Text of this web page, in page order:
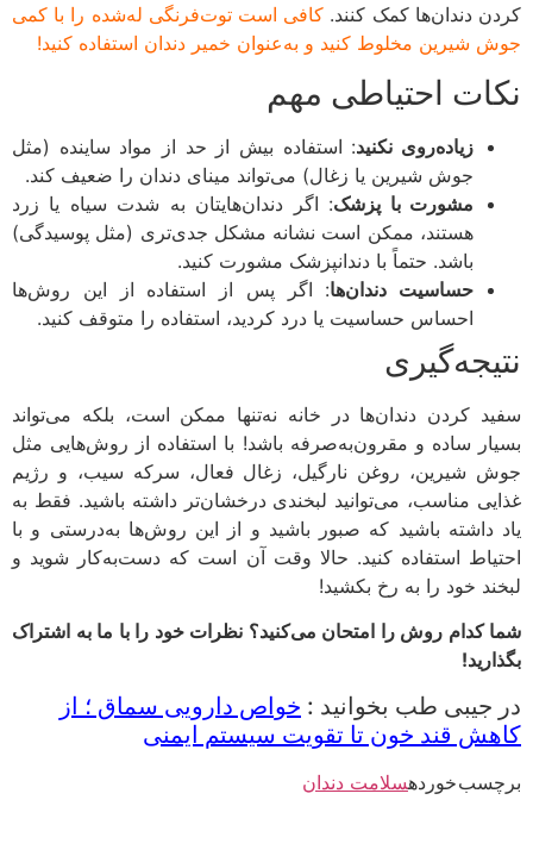
دندان‌ها کمک کنند. کافی است توت‌فرنگی له‌شده را با کمی
شیرین مخلوط کنید و به‌عنوان خمیر دندان استفاده کنید!
احتیاطی مهم
زیاده‌روی نکنید: استفاده بیش از حد از مواد ساینده (مثل
جوش شیرین یا زغال) می‌تواند مینای دندان را ضعیف کند.
مشورت با پزشک : اگر دندان‌هایتان به شدت سیاه یا زرد
هستند، ممکن است نشانه مشکل جدی‌تری (مثل پوسیدگی)
باشد. حتماً با دندانپزشک مشورت کنید.
حساسیت دندان‌ها: اگر پس از استفاده از این روش‌ها
احساس حساسیت یا درد کردید، استفاده را متوقف کنید.
کردن دندان‌ها در خانه نه‌تنها ممکن است، بلکه می‌تواند
ساده و مقرون‌به‌صرفه باشد! با استفاده از روش‌هایی مثل
شیرین، روغن نارگیل، زغال فعال، سرکه سیب، و رژیم
مناسب، می‌توانید لبخندی درخشان‌تر داشته باشید. فقط به
داشته باشید که صبور باشید و از این روش‌ها به‌درستی و با
استفاده کنید. حالا وقت آن است که دست‌به‌کار شوید و
خود را به رخ بکشید!
کدام روش را امتحان می‌کنید؟ نظرات خود را با ما به اشتراک
جیبی طب بخوانید : خواص دارویی سماق ؛ از
قند خون تا تقویت سیستم ایمنی
خوردهسلامت دندان